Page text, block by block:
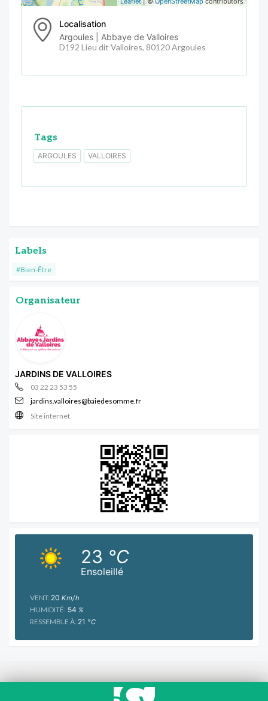
Localisation
Argoules | Abbaye de Valloires
D192 Lieu dit Valloires, 80120 Argoules
Tags
ARGOULES VALLOIRES
Labels
#Bien-Être
Organisateur
JARDINS DE VALLOIRES
03 22 23 53 55
jardins.valloires@baiedesomme.fr
Site internet
Ensoleillé
23 °C
VENT: 20 Km/h
HUMIDITÉ: 54 %
RESSEMBLE À: 21 °C